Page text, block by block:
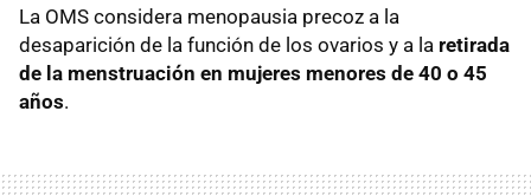
La OMS considera menopausia precoz a la
desaparición de la función de los ovarios y a la retirada
de la menstruación en mujeres menores de 40 o 45
años.